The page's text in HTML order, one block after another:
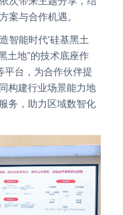
案与合作机遇。
智能时代'硅基黑土
土地”的技术底座作
平台，为合作伙伴提
构建行业场景能力地
务，助力区域数智化